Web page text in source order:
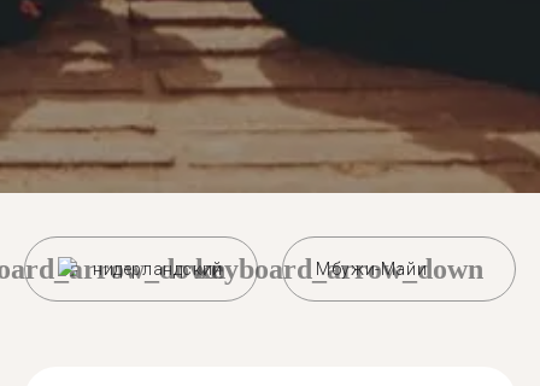
нидерландский Мбужи-Майи
keyboard_arrow_down